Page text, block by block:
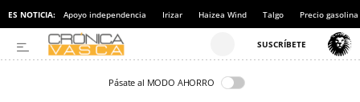
ES NOTICIA: Apoyo independencia Irizar Haizea Wind Talgo Precio gasolina
Pásate al MODO AHORRO